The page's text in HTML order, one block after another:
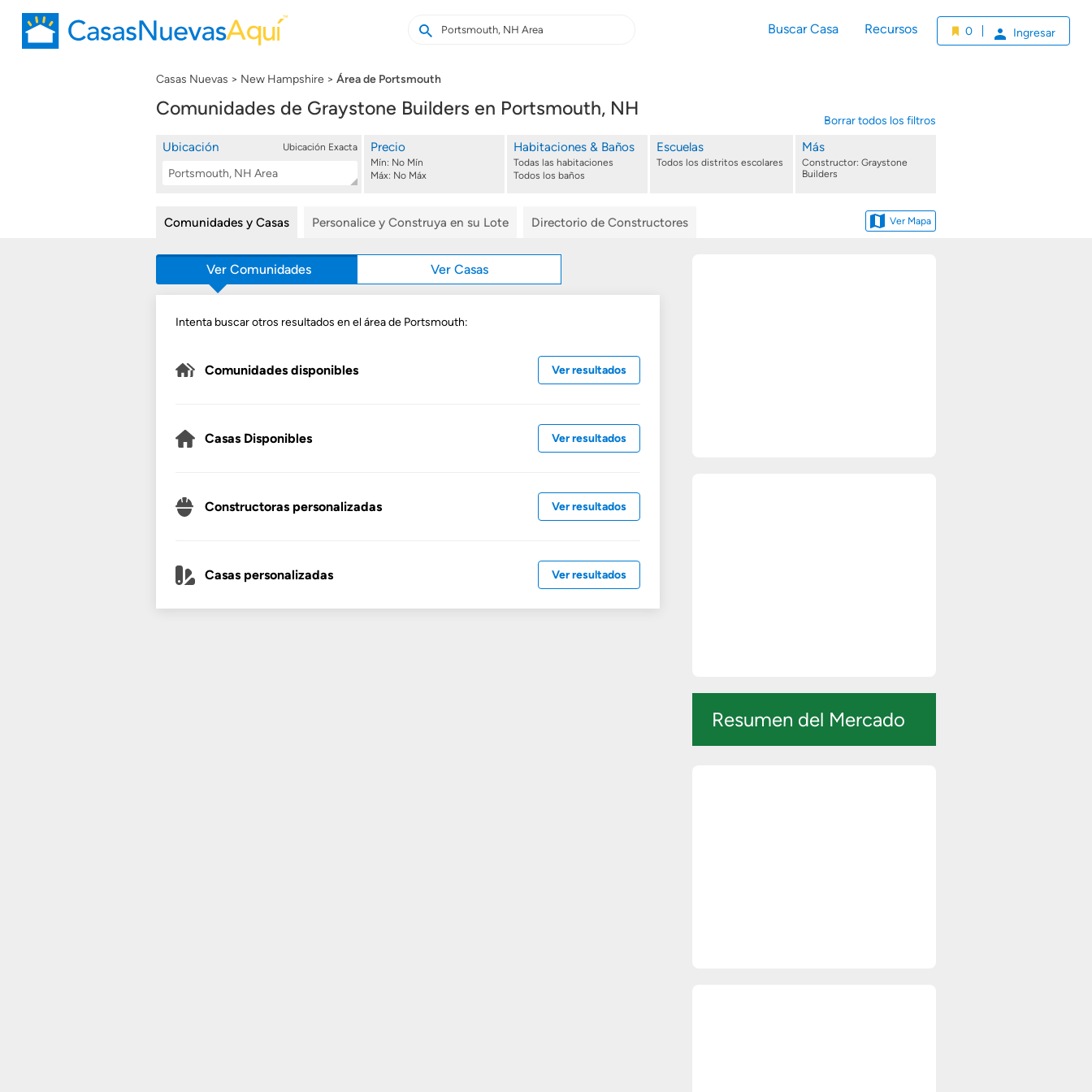
Buscar
casas
Buscar
Buscar Casa Recursos 0 Ingresar
Casas Nuevas New Hampshire Área de Portsmouth
Comunidades de Graystone Builders en Portsmouth, NH
Borrar todos los filtros
Ubicación Ubicación Exacta
Search
Buscar
Precio
Mín: No Mín
Máx: No Máx
Habitaciones & Baños
Todas las habitaciones
Todos los baños
Escuelas
Todos los distritos escolares
Más
Constructor: Graystone
Builders
Ver Mapa
Comunidades y Casas Personalice y Construya en su Lote Directorio de Constructores
Ver Comunidades Ver Casas
Intenta buscar otros resultados en el área de Portsmouth:
Comunidades disponibles Ver resultados
Casas Disponibles Ver resultados
Constructoras personalizadas Ver resultados
Casas personalizadas Ver resultados
Resumen del Mercado